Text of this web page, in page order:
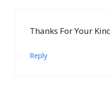
Thanks For Your
Reply